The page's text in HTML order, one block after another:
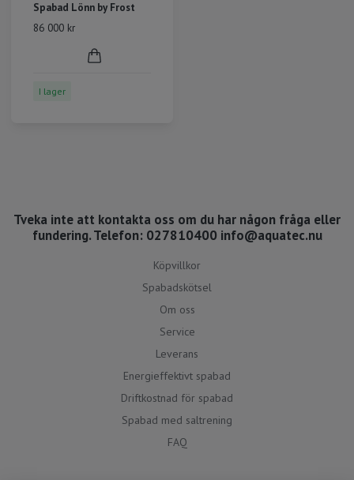
Spabad Lönn by Frost
86 000 kr
I lager
Tveka inte att kontakta oss om du har någon fråga eller
fundering. Telefon: 027810400 info@aquatec.nu
Köpvillkor
Spabadskötsel
Om oss
Service
Leverans
Energieffektivt spabad
Driftkostnad för spabad
Spabad med saltrening
FAQ